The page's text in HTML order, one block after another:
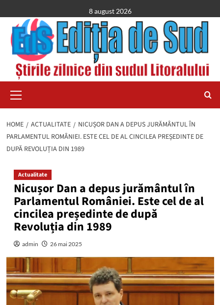
to
content
8 august 2026
Menu
HOME ACTUALITATE
NICUȘOR DAN A DEPUS JURĂMÂNTUL ÎN
PARLAMENTUL ROMÂNIEI. ESTE CEL DE AL CINCILEA PREȘEDINTE DE
DUPĂ REVOLUȚIA DIN 1989
Actualitate
Nicușor Dan a depus jurământul în
Parlamentul României. Este cel de al
cincilea președinte de după
Revoluția din 1989
admin 26 mai 2025